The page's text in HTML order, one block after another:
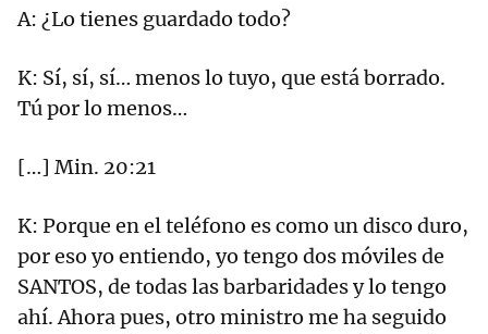
A: ¿Lo tienes guardado todo?
K: Sí, sí, sí… menos lo tuyo, que está borrado.
Tú por lo menos…
[…] Min. 20:21
K: Porque en el teléfono es como un disco duro,
por eso yo entiendo, yo tengo dos móviles de
SANTOS, de todas las barbaridades y lo tengo
ahí. Ahora pues, otro ministro me ha seguido